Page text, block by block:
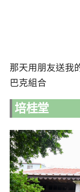
那天用朋友送我
巴克組合
培桂堂